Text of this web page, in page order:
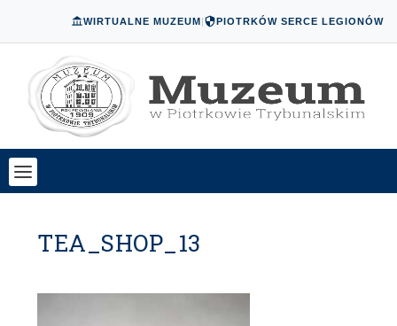
WIRTUALNE MUZEUM| PIOTRKÓW SERCE LEGIONÓW
TEA_SHOP_13